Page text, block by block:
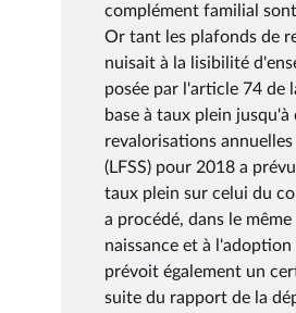
complément familial
Or tant les plafonds de
nuisait à la lisibilité
posée par l'article 74 de
base à taux plein
revalorisations
(LFSS) pour 2018 a
taux plein sur celui du
a procédé, dans le
naissance et à
prévoit également un
suite du rapport de la